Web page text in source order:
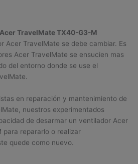
TravelMate TX40-G3-M
Acer TravelMate se debe cambiar. Es
Acer TravelMate se ensucien mas
del entorno donde se use el
en reparación y mantenimiento de
nuestros experimentados
de desarmar un ventilador Acer
repararlo o realizar
quede como nuevo.